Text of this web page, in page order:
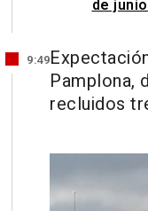
de
9:49
Pamplona,
recluidos